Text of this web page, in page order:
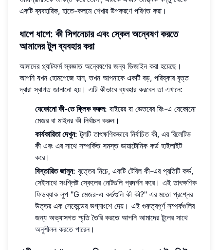
একটি ব্যবহারিক, হাতে-কলমে শেখার উপকরণে পরিণত করা।
ধাপে ধাপে: কী সিগনেচার এবং স্কেল অন্বেষণ করতে
আমাদের টুল ব্যবহার করা
আমাদের প্ল্যাটফর্ম স্বজ্ঞাত অন্বেষণের জন্য ডিজাইন করা হয়েছে।
আপনি যখন হোমপেজে যান, তখন আপনাকে একটি বড়, পরিষ্কার বৃত্ত
দ্বারা স্বাগত জানানো হয়। এটি কীভাবে ব্যবহার করবেন তা এখানে:
যেকোনো কী-তে ক্লিক করুন: বাইরের বা ভেতরের রিং-এ যেকোনো
মেজর বা মাইনর কী নির্বাচন করুন।
কার্যকারিতা দেখুন: টুলটি তাৎক্ষণিকভাবে নির্বাচিত কী, এর রিলেটিভ
কী এবং এর সাথে সম্পর্কিত সমস্ত ডায়াটোনিক কর্ড হাইলাইট
করে।
বিস্তারিত জানুন: বৃত্তের নিচে, একটি টেবিল কী-এর প্রতিটি কর্ড,
সেইসাথে সংশ্লিষ্ট স্কেলের নোটগুলি প্রদর্শন করে। এই তাৎক্ষণিক
ফিডব্যাক লুপ "G মেজর-এ কর্ডগুলি কী কী?" এর মতো প্রশ্নের
উত্তর এক সেকেন্ডের ভগ্নাংশে দেয়। এই গুরুত্বপূর্ণ সম্পর্কগুলির
জন্য অভ্যাসগত স্মৃতি তৈরি করতে আপনি আমাদের টুলের সাথে
অনুশীলন করতে পারেন।